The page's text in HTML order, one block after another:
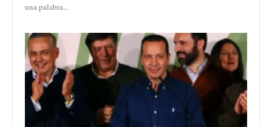
una palabra...